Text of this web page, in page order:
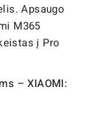
Apsaugo
M365
į Pro
– XIAOMI: